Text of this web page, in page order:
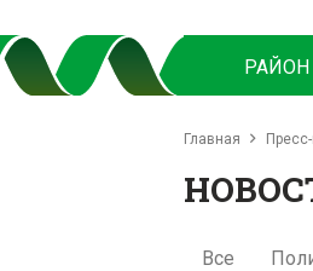
РАЙОН
Главная
Все